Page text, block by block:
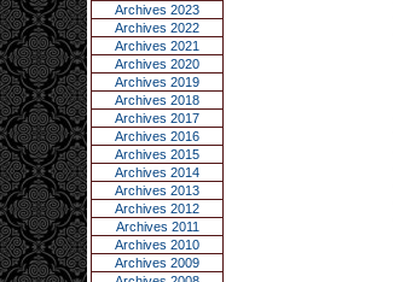
Archives 2023
Archives 2022
Archives 2021
Archives 2020
Archives 2019
Archives 2018
Archives 2017
Archives 2016
Archives 2015
Archives 2014
Archives 2013
Archives 2012
Archives 2011
Archives 2010
Archives 2009